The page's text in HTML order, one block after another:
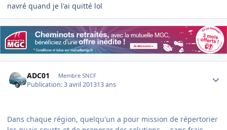
navré quand je l'ai quitté lol
ADC01 Membre SNCF
Publication:3 avril 201313 ans
Dans chaque région, quelqu'un a pour mission de répertorier